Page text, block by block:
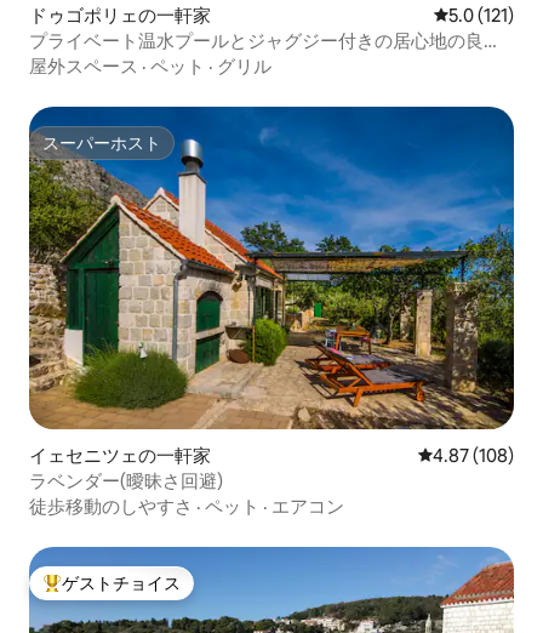
ドゥゴポリェの一軒家 レビュー121
5.0 (121)
プライベート温水プールとジャグジー付きの居心地の良い
家MIA
屋外スペース · ペット · グリル
スーパーホスト
スーパーホスト
イェセニツェの一軒家 レビュー108
4.87 (108)
ラベンダー(曖昧さ回避)
徒歩移動のしやすさ · ペット · エアコン
大好評のゲストチョイスです。
ゲストチョイス